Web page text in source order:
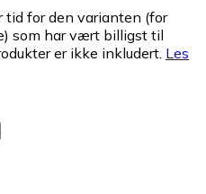
tid for den varianten (for
som har vært billigst til
er ikke inkludert. Les